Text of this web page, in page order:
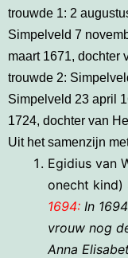
trouwde 1: 2
Simpelveld 7
maart 1671, dochter
trouwde 2:
Simpelveld 23 april
1724, dochter van
Uit het samenzijn
Egidius van
onecht kind)
1694: In
vrouw nog
Anna